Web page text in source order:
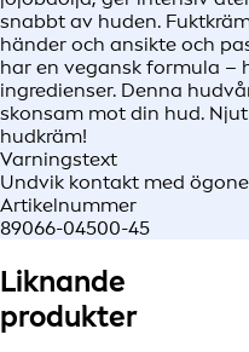
snabbt av huden.
händer och ansikte och
har en vegansk formula –
ingredienser. Denna
skonsam mot din hud.
hudkräm!
Varningstext
Undvik kontakt med
Artikelnummer
89066-04500-45
Liknande
produkter